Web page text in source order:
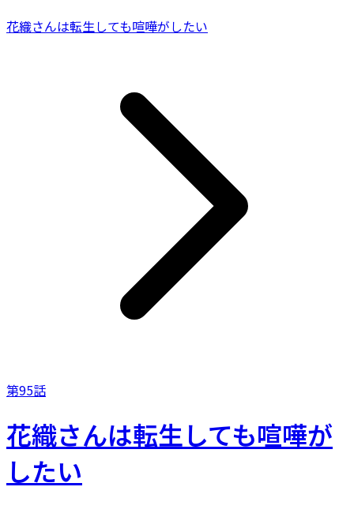
花織さんは転生しても喧嘩がしたい
第95話
花織さんは転生しても喧嘩が
したい